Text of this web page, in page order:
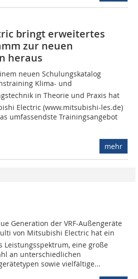
bringt erweitertes
zur neuen
heraus
neuen Schulungskatalog
Klima- und
in Theorie und Praxis hat
Electric (www.mitsubishi-les.de)
umfassendste Trainingsangebot
mehr
Generation der VRF-Außengeräte
von Mitsubishi Electric hat ein
Leistungsspektrum, eine große
an unterschiedlichen
sowie vielfältige...